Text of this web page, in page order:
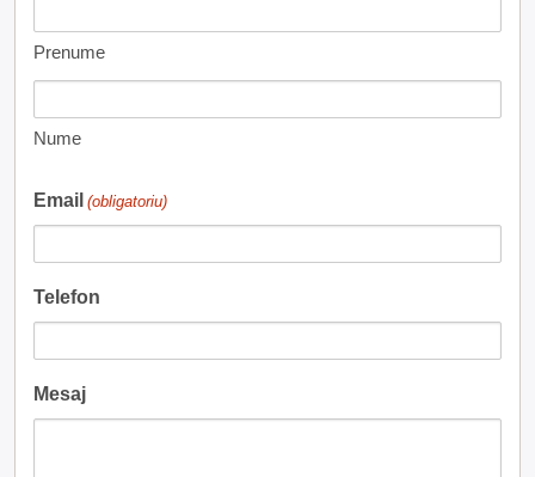
Prenume
Nume
Email (obligatoriu)
Telefon
Mesaj